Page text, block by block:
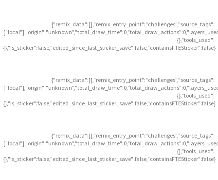
{"remix_data":[],"remix_entry_point":"challenges","source_tags":
{},"tools_used":
{},"is_sticker":false,"edited_since_last_sticker_save":false,"containsFTESticker":false}
{"remix_data":[],"remix_entry_point":"challenges","source_tags":
{},"tools_used":
{},"is_sticker":false,"edited_since_last_sticker_save":false,"containsFTESticker":false}
{"remix_data":[],"remix_entry_point":"challenges","source_tags":
{},"tools_used":
{},"is_sticker":false,"edited_since_last_sticker_save":false,"containsFTESticker":false}